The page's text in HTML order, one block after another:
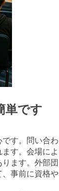
単です
す。問い合わ
す。会場によ
ます。外部団
事前に資格や